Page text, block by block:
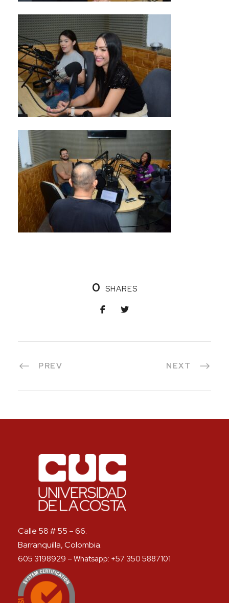
0 SHARES
PREV NEXT
Calle 58 # 55 – 66.
Barranquilla, Colombia.
605 3198929 – Whatsapp: +57 350 5887101